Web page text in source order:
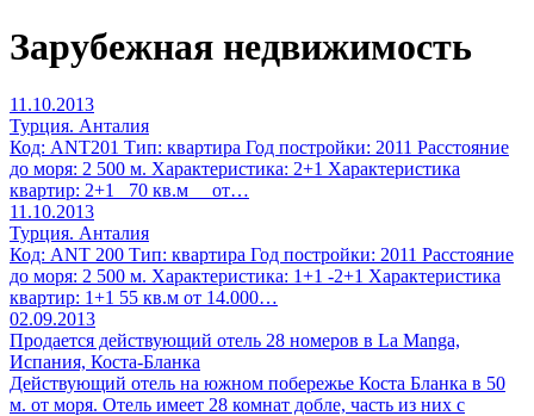
Зарубежная недвижимость
11.10.2013
Турция. Анталия
Код: ANT201 Тип: квартира Год постройки: 2011 Расстояние
до моря: 2 500 м. Характеристика: 2+1 Характеристика
квартир: 2+1 70 кв.м от…
11.10.2013
Турция. Анталия
Код: ANT 200 Тип: квартира Год постройки: 2011 Расстояние
до моря: 2 500 м. Характеристика: 1+1 -2+1 Характеристика
квартир: 1+1 55 кв.м от 14.000…
02.09.2013
Продается действующий отель 28 номеров в La Manga,
Испания, Коста-Бланка
Действующий отель на южном побережье Коста Бланка в 50
м. от моря. Отель имеет 28 комнат добле, часть из них с